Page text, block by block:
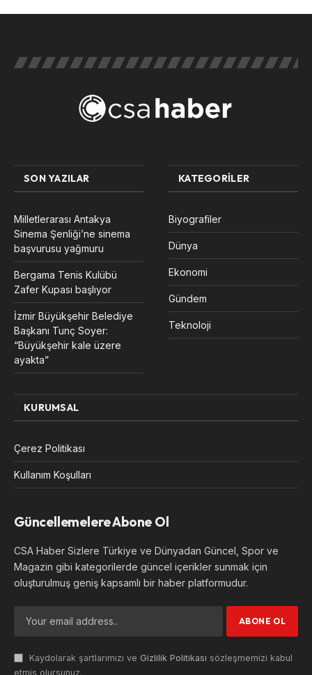
SON YAZILAR
Milletlerarası Antakya
Sinema Şenliği’ne sinema
başvurusu yağmuru
Bergama Tenis Kulübü
Zafer Kupası başlıyor
İzmir Büyükşehir Belediye
Başkanı Tunç Soyer:
“Büyükşehir kale üzere
ayakta”
KATEGORILER
Biyografiler
Dünya
Ekonomi
Gündem
Teknoloji
KURUMSAL
Çerez Politikası
Kullanım Koşulları
Güncellemelere Abone Ol
CSA Haber Sizlere Türkiye ve Dünyadan Güncel, Spor ve
Magazin gibi kategorilerde güncel içerikler sunmak için
oluşturulmuş geniş kapsamlı bir haber platformudur.
Kaydolarak şartlarımızı ve Gizlilik Politikası sözleşmemizi kabul
etmiş olursunuz.